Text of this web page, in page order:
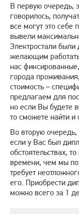
В первую очередь,
говорилось,
все могут это себе
вывели
Электростали были
желающим
нас
города
стоимость –
предлагаем для
но если Вы будете
то сможете найти и
Во вторую
если у Вас был
обстоятельствах,
времени, чем мы
требует
его. Приобрести
можно всего за 1